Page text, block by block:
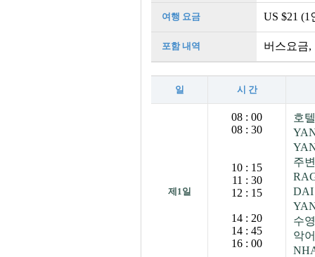
여행 요금 US $21 (1
포함 내역 버스요금,
일 시 간
제1일
08 : 00
08 : 30
10 : 15
11 : 30
12 : 15
14 : 20
14 : 45
16 : 00
호
주
DAI
수
악